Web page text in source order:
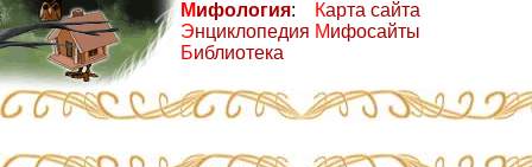
Мифология:
Энциклопедия
Библиотека
Карта сайта
Мифосайты